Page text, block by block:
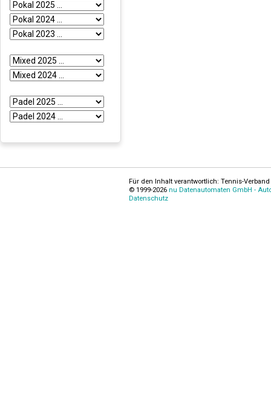
Für den Inhalt verantwortlich: Tennis-
© 1999-2026 nu Datenautomaten GmbH -
Datenschutz